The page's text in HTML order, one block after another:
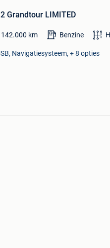
Grandtour LIMITED
142.000 km Benzine
Navigatiesysteem, + 8 opties